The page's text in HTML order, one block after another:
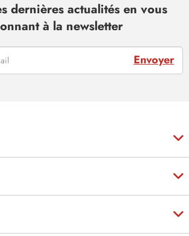
dernières actualités en vous
à la newsletter
Envoyer